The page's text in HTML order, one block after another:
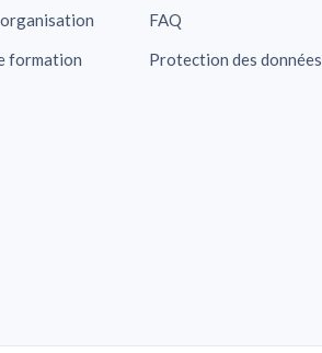
formation
FAQ
Protection des données